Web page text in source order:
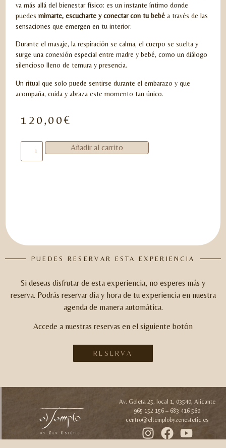
va más allá del bienestar físico: es un instante íntimo donde
puedesmimarte, escucharte y conectar con tu bebé a través de las
sensaciones que emergen en tu interior.
Durante el masaje, la respiración se calma, el cuerpo se suelta y
surge una conexión especial entre madre y bebé, como un diálogo
silencioso lleno de ternura y presencia.
Un ritual que solo puede sentirse durante el embarazo y que
acompaña, cuida y abraza este momento tan único.
120,00€
Añadir al carrito
PUEDES RESERVAR ESTA EXPERIENCIA
Si deseas disfrutar de esta experiencia, no esperes más y
reserva. Podrás reservar día y hora de tu experiencia en nuestra
agenda de manera automática.
Accede a nuestras reservas en el siguiente botón
RESERVA
Av. Goleta 25, local 1, 03540, Alicante
965 152 156 – 683 416 560
centro@eltemplobyzenestetic.es